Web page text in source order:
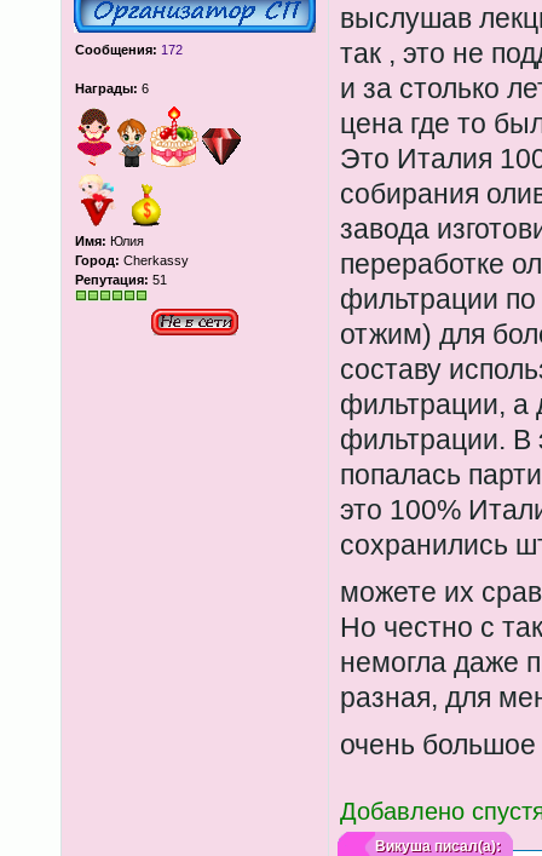
Сообщения: 172
Награды: 6
Имя: Юлия
Город: Cherkassy
Репутация: 51
выслушав
так , это не
и за столько
цена где то
Это Италия
собирания
завода
переработке
фильтрации
отжим) для
составу
фильтрации, а
фильтрации. В
попалась
это 100%
сохранились
можете их
Но честно с
немогла даже
разная, для
очень большое
Добавлено
Викушаписал(а):